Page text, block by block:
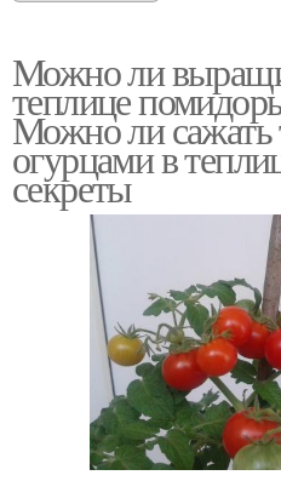
Можно ли
теплице
Можно ли сажать
огурцами в
секреты